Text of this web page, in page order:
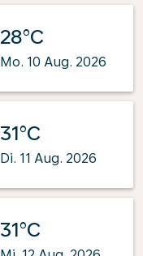
28°C
Mo. 10 Aug. 2026
31°C
Di. 11 Aug. 2026
31°C